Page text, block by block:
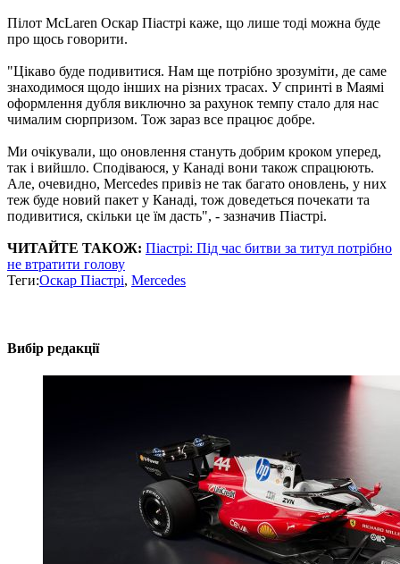
Пілот McLaren Оскар Піастрі каже, що лише тоді можна буде
про щось говорити.
"Цікаво буде подивитися. Нам ще потрібно зрозуміти, де саме
знаходимося щодо інших на різних трасах. У спринті в Маямі
оформлення дубля виключно за рахунок темпу стало для нас
чималим сюрпризом. Тож зараз все працює добре.
Ми очікували, що оновлення стануть добрим кроком уперед,
так і вийшло. Сподіваюся, у Канаді вони також спрацюють.
Але, очевидно, Mercedes привіз не так багато оновлень, у них
теж буде новий пакет у Канаді, тож доведеться почекати та
подивитися, скільки це їм дасть", - зазначив Піастрі.
ЧИТАЙТЕ ТАКОЖ: Піастрі: Під час битви за титул потрібно
не втратити голову
Теги:Оскар Піастрі, Mercedes
Вибір редакції